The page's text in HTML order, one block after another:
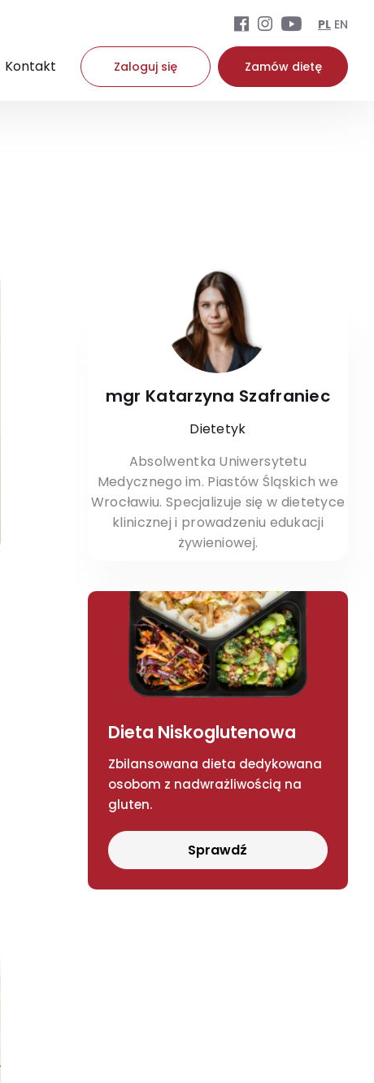
PL EN
Kontakt Zaloguj się Zamów dietę
mgr Katarzyna Szafraniec
Dietetyk
Absolwentka Uniwersytetu
Medycznego im. Piastów Śląskich we
Wrocławiu. Specjalizuje się w dietetyce
klinicznej i prowadzeniu edukacji
żywieniowej.
Dieta Niskoglutenowa
Zbilansowana dieta dedykowana
osobom z nadwrażliwością na
gluten.
Sprawdź